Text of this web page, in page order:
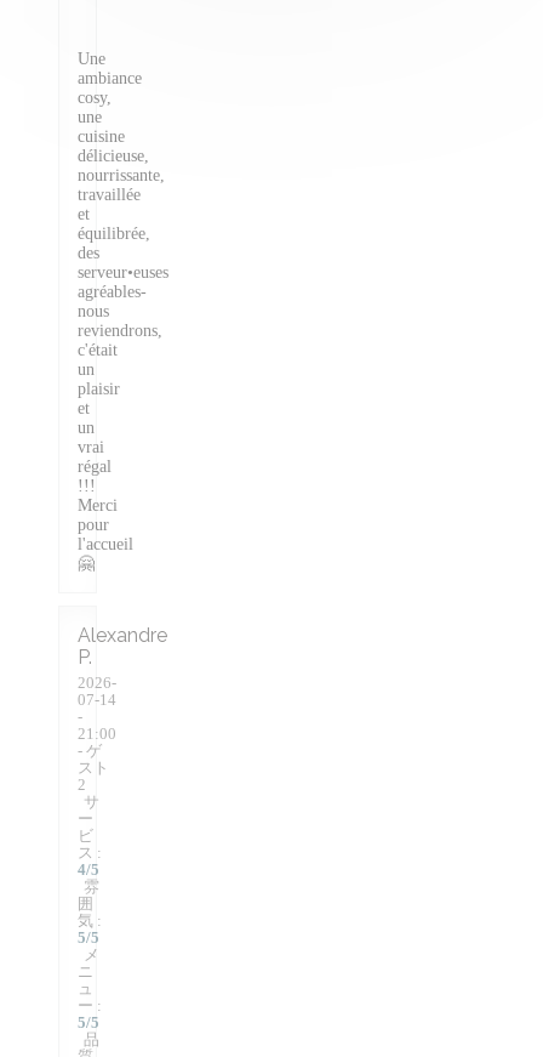
Une
ambiance
cosy,
une
cuisine
délicieuse,
nourrissante,
travaillée
et
équilibrée,
des
serveur•euses
agréables-
nous
reviendrons,
c'était
un
plaisir
et
un
vrai
régal
!!!
Merci
pour
l'accueil
🤗
Alexandre
P
2026-
07-14
-
21:00
- ゲ
スト
2
サ
ー
ビ
ス :
4/5
雰
囲
気 :
5/5
メ
ニ
ュ
ー :
5/5
品